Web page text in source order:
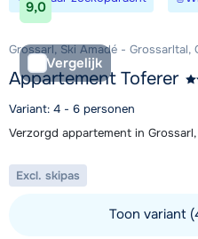
9,0
Vergelijk
Grossarl, Ski Amadé - Grossarltal,
Appartement Toferer
Variant: 4 - 6 personen
Verzorgd appartement in
Excl. skipas
Toon variant